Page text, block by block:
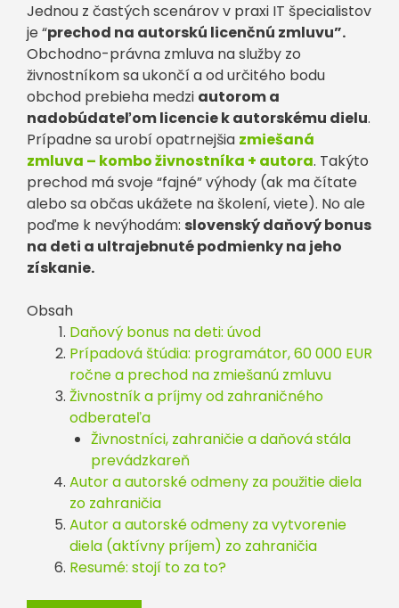
Jednou z častých scenárov v praxi IT špecialistov
je “prechod na autorskú licenčnú zmluvu”.
Obchodno-právna zmluva na služby zo
živnostníkom sa ukončí a od určitého bodu
obchod prebieha medzi autorom a
nadobúdateľom licencie k autorskému dielu.
Prípadne sa urobí opatrnejšia zmiešaná
zmluva – kombo živnostníka + autora. Takýto
prechod má svoje “fajné” výhody (ak ma čítate
alebo sa občas ukážete na školení, viete). No ale
poďme k nevýhodám: slovenský daňový bonus
na deti a ultrajebnuté podmienky na jeho
získanie.
Obsah
Daňový bonus na deti: úvod
Prípadová štúdia: programátor, 60 000 EUR
ročne a prechod na zmiešanú zmluvu
Živnostník a príjmy od zahraničného
odberateľa
Živnostníci, zahraničie a daňová stála
prevádzkareň
Autor a autorské odmeny za použitie diela
zo zahraničia
Autor a autorské odmeny za vytvorenie
diela (aktívny príjem) zo zahraničia
Resumé: stojí to za to?